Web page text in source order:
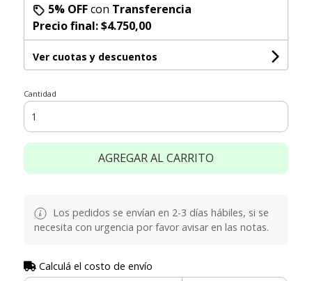
5% OFFcon Transferencia
Precio final:$4.750,00
Ver cuotas y descuentos
Cantidad
AGREGAR AL CARRITO
Los pedidos se envían en 2-3 días hábiles, si se
necesita con urgencia por favor avisar en las notas.
Calculá el costo de envío